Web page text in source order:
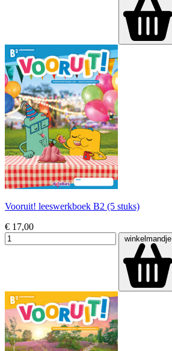
Vooruit! leeswerkboek B2 (5 stuks)
€ 17,00
winkelmandje